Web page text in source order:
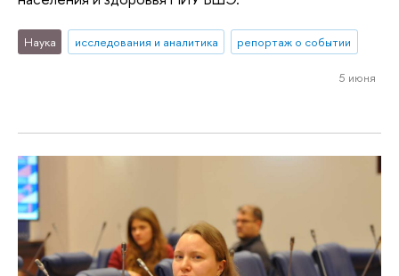
Наука исследования и аналитика репортаж о событии
5 июня